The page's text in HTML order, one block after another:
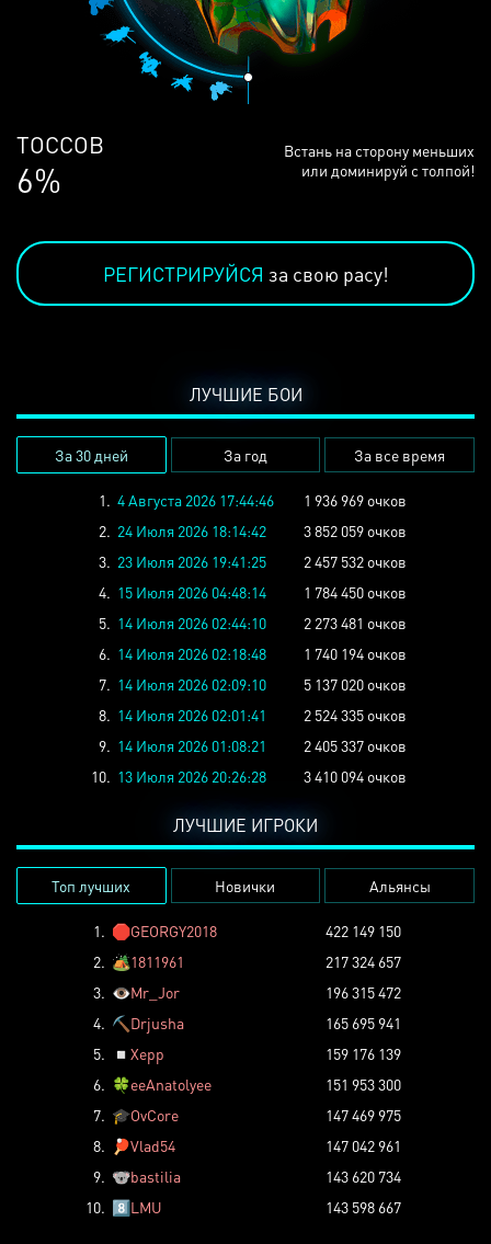
ЛЮДЕЙ
68%
Встань на сторону меньших
или доминируй с толпой!
РЕГИСТРИРУЙСЯ за свою расу!
ЛУЧШИЕ БОИ
За 30 дней За год За все время
1. 4 Августа 2026 17:44:46
1 936 969 очков
2. 24 Июля 2026 18:14:42
3 852 059 очков
3. 23 Июля 2026 19:41:25
2 457 532 очков
4. 15 Июля 2026 04:48:14
1 784 450 очков
5. 14 Июля 2026 02:44:10
2 273 481 очков
6. 14 Июля 2026 02:18:48
1 740 194 очков
7. 14 Июля 2026 02:09:10
5 137 020 очков
8. 14 Июля 2026 02:01:41
2 524 335 очков
9. 14 Июля 2026 01:08:21
2 405 337 очков
10. 13 Июля 2026 20:26:28 3 410 094 очков
ЛУЧШИЕ ИГРОКИ
Топ лучших Новички Альянсы
1. 🛑GEORGY2018
422 149 150
2. 🏕️1811961
217 324 657
3. 👁️Mr_Jor
196 315 472
4. ⛏️ Drjusha
165 695 941
5.
◽ Xepp
159 176 139
6. 🍀eeAnatolyee
151 953 300
7. 🎓OvCore
147 469 975
8.
🏓Vlad54
147 042 961
9. 🐨bastilia
143 620 734
10. 8️⃣LMU 143 598 667